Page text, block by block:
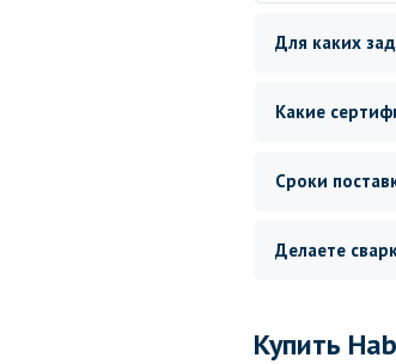
Для каких
Какие
Сроки
Делаете
Купить